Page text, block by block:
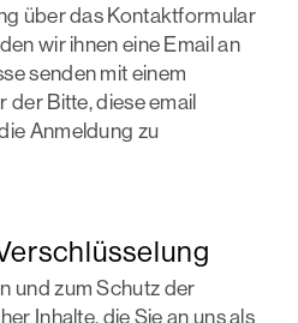
über das Kontaktformular
wir ihnen eine Email an
senden mit einem
Bitte, diese email
Anmeldung zu
und zum Schutz der
Inhalte, die Sie an uns als